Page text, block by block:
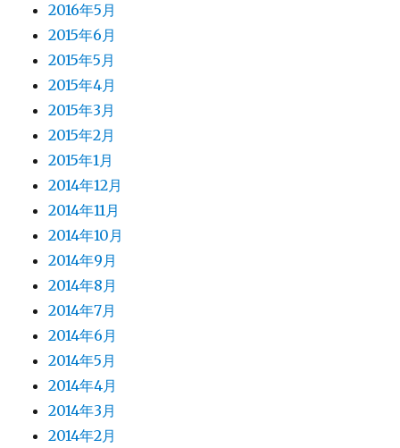
2016年5月
2015年6月
2015年5月
2015年4月
2015年3月
2015年2月
2015年1月
2014年12月
2014年11月
2014年10月
2014年9月
2014年8月
2014年7月
2014年6月
2014年5月
2014年4月
2014年3月
2014年2月